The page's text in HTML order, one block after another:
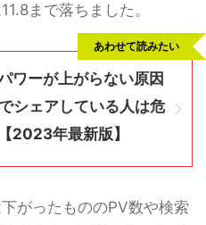
まで落ちました。
ワーが上がらない原因
シェアしている人は危
2023年最新版】
あわせて読みたい
がったもののPV数や検索